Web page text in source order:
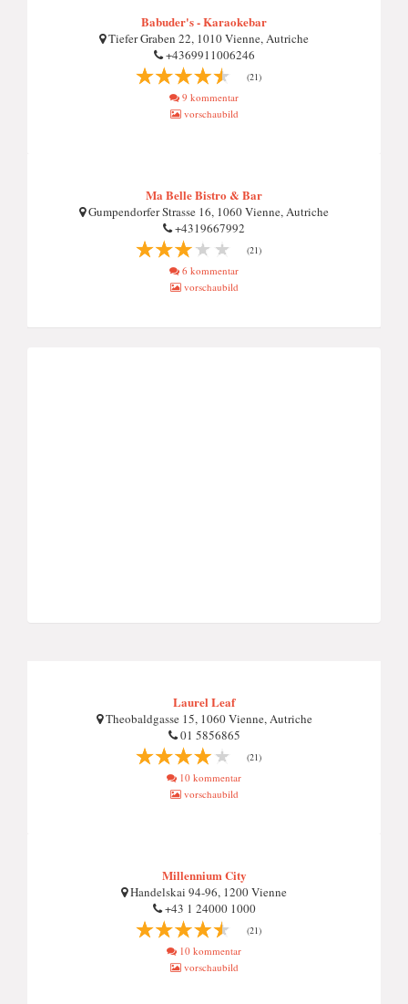
Babuder's - Karaokebar
Tiefer Graben 22, 1010 Vienne, Autriche
+4369911006246
(21)
9 kommentar
vorschaubild
Ma Belle Bistro & Bar
Gumpendorfer Strasse 16, 1060 Vienne, Autriche
+4319667992
(21)
6 kommentar
vorschaubild
Laurel Leaf
Theobaldgasse 15, 1060 Vienne, Autriche
01 5856865
(21)
10 kommentar
vorschaubild
Millennium City
Handelskai 94-96, 1200 Vienne
+43 1 24000 1000
(21)
10 kommentar
vorschaubild